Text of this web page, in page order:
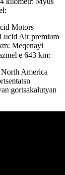
Motors
Air premium
Meqenayi
e 643 km:
America
gortsakalutyan